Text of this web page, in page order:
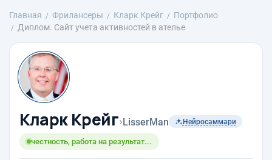
Главная Фрилансеры Кларк Крейг
Портфолио
Диплом. Сайт учета активностей в ателье
Кларк Крейг›LisserMan Нейросаммари
честность, работа на результат...